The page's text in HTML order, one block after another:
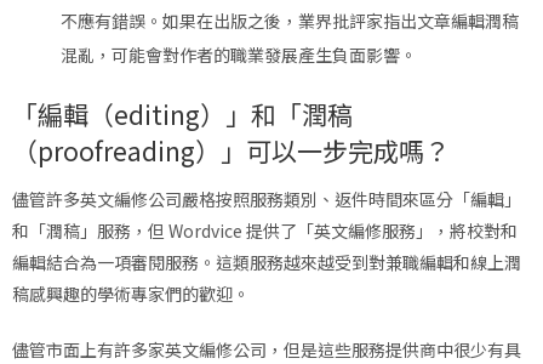
不應有錯誤。如果在出版之後，業界批評家指出文章編輯潤稿
混亂，可能會對作者的職業發展產生負面影響。
「編輯（editing）」和「潤稿
（proofreading）」可以一步完成嗎？
儘管許多英文編修公司嚴格按照服務類別、返件時間來區分「編輯」
和「潤稿」服務，但 Wordvice 提供了「英文編修服務」，將校對和
編輯結合為一項審閱服務。這類服務越來越受到對兼職編輯和線上潤
稿感興趣的學術專家們的歡迎。
儘管市面上有許多家英文編修公司，但是這些服務提供商中很少有具